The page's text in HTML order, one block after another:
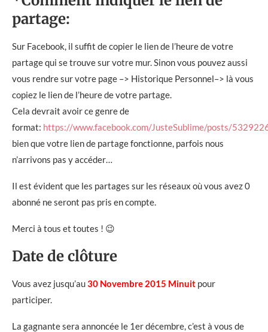
partage:
Sur Facebook, il suffit de copier le lien de l’heure de votre
partage qui se trouve sur votre mur. Sinon vous pouvez aussi
vous rendre sur votre page –> Historique Personnel–> là vous
copiez le lien de l’heure de votre partage.
Cela devrait avoir ce genre de
format: https://www.facebook.com/JusteSublime/posts/
bien que votre lien de partage fonctionne, parfois nous
n’arrivons pas y accéder…
Il est évident que les partages sur les réseaux où vous avez 0
abonné ne seront pas pris en compte.
Merci à tous et toutes ! 😉
Date de clôture
Vous avez jusqu’au30 Novembre 2015 Minuit pour
participer.
La gagnante sera annoncée le 1er décembre, c’est à vous de